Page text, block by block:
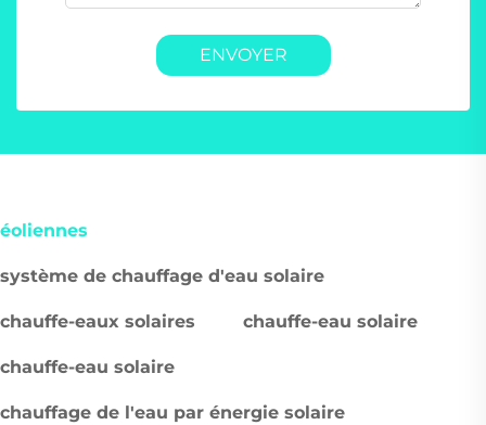
ENVOYER
éoliennes
système de chauffage d'eau solaire
chauffe-eaux solaires chauffe-eau solaire
chauffe-eau solaire
chauffage de l'eau par énergie solaire